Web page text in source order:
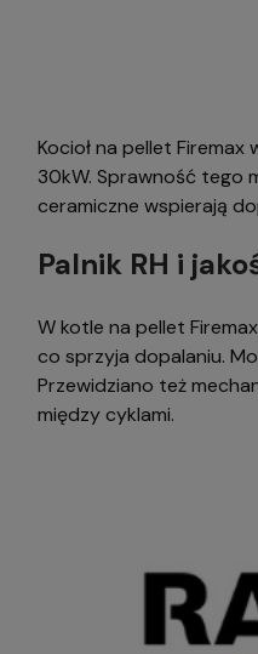
Kocioł na pellet
30kW. Sprawność tego
ceramiczne wspierają
Palnik RH i
W kotle na pellet
co sprzyja dopalaniu.
Przewidziano też
między cyklami.